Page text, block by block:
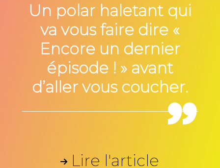
Un polar haletant qui
va vous faire dire «
Encore un dernier
épisode ! » avant
d’aller vous coucher.
Lire l'article